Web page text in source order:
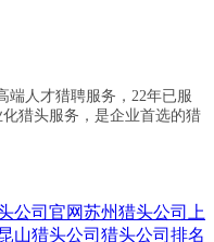
端人才猎聘服务，22年已服
猎头服务，是企业首选的猎
公司官网苏州猎头公司
上
山猎头公司 猎头公司排名